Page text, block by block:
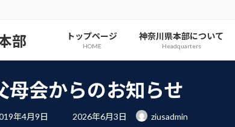
部 トップページ
HOME
神奈川県本部について
Headquarters
母会からのお知らせ
年4月9日
最
終
2026年6月3日 ziusadmin